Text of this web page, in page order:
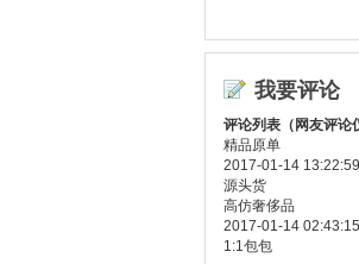
我要评论
评论列表（网友评论
精品原单
2017-01-14
源头货
高仿奢侈品
2017-01-14
1:1包包